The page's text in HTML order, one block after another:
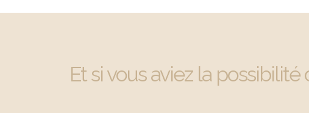
Et si vous aviez la